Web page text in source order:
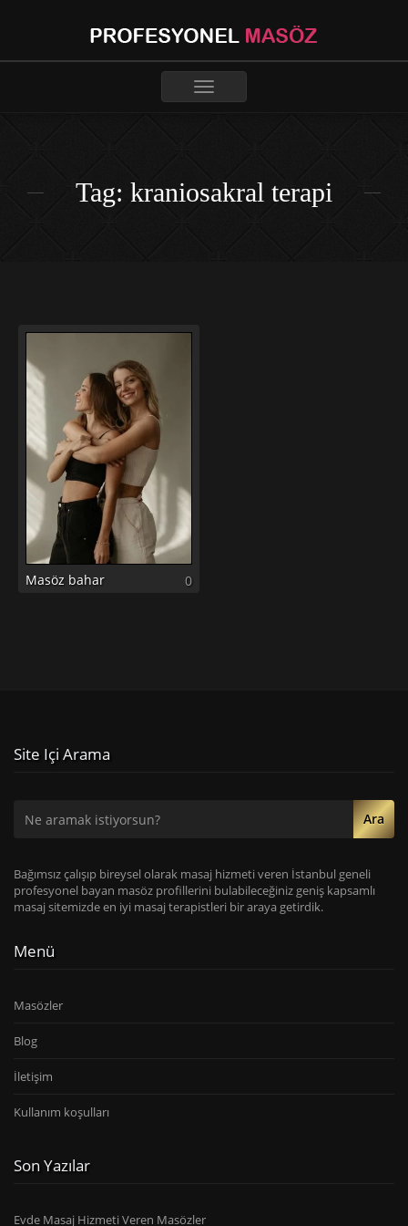
Toggle
Tag: kraniosakral terapi
Masöz bahar 0
Site Içi Arama
Ara
Bağımsız çalışıp bireysel olarak masaj hizmeti veren İstanbul geneli
profesyonel bayan masöz profillerini bulabileceğiniz geniş kapsamlı
masaj sitemizde en iyi masaj terapistleri bir araya getirdik.
Menü
Masözler
Blog
İletişim
Kullanım koşulları
Son Yazılar
Evde Masaj Hizmeti Veren Masözler